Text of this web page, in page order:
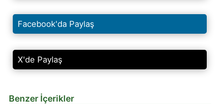
Facebook'da Paylaş
X'de Paylaş
Benzer İçerikler